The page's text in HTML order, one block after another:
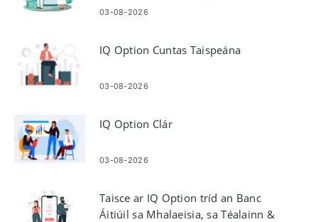
Uainiú
03-08-2026
IQ Option Cuntas Taispeána
03-08-2026
IQ Option Clár
03-08-2026
Taisce ar IQ Option tríd an Banc
Áitiúil sa Mhalaeisia, sa Téalainn &